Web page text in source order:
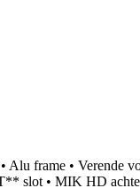
frame • Verende
slot • MIK HD